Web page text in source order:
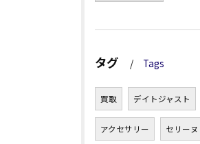
タグ Tags
買取 デイトジャスト
アクセサリー セリーヌ